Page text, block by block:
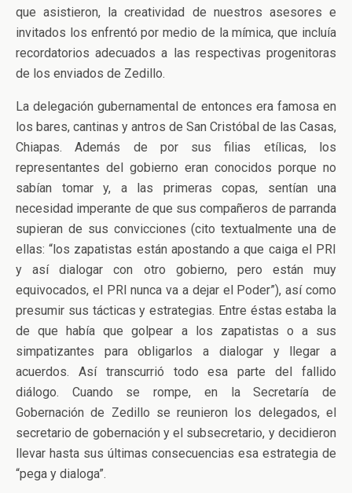
que asistieron, la creatividad de nuestros asesores e
invitados los enfrentó por medio de la mímica, que incluía
recordatorios adecuados a las respectivas progenitoras
de los enviados de Zedillo.
La delegación gubernamental de entonces era famosa en
los bares, cantinas y antros de San Cristóbal de las Casas,
Chiapas. Además de por sus filias etílicas, los
representantes del gobierno eran conocidos porque no
sabían tomar y, a las primeras copas, sentían una
necesidad imperante de que sus compañeros de parranda
supieran de sus convicciones (cito textualmente una de
ellas: “los zapatistas están apostando a que caiga el PRI
y así dialogar con otro gobierno, pero están muy
equivocados, el PRI nunca va a dejar el Poder”), así como
presumir sus tácticas y estrategias. Entre éstas estaba la
de que había que golpear a los zapatistas o a sus
simpatizantes para obligarlos a dialogar y llegar a
acuerdos. Así transcurrió todo esa parte del fallido
diálogo. Cuando se rompe, en la Secretaría de
Gobernación de Zedillo se reunieron los delegados, el
secretario de gobernación y el subsecretario, y decidieron
llevar hasta sus últimas consecuencias esa estrategia de
“pega y dialoga”.